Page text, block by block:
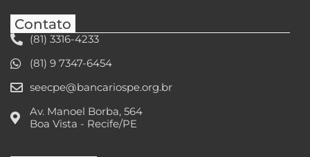
Contato
(81) 3316-4233
(81) 9 7347-6454
seecpe@bancariospe.org.br
Av. Manoel Borba, 564
Boa Vista - Recife/PE